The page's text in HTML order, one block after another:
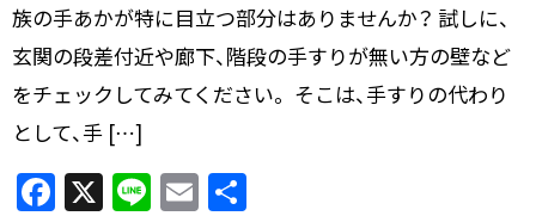
族の手あかが特に目立つ部分はありませんか？ 試しに、
玄関の段差付近や廊下、階段の手すりが無い方の壁など
をチェックしてみてください。 そこは、手すりの代わり
として、手 […]
F X Li E